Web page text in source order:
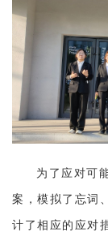
为了应对可
案，模拟了忘词
计了相应的应对